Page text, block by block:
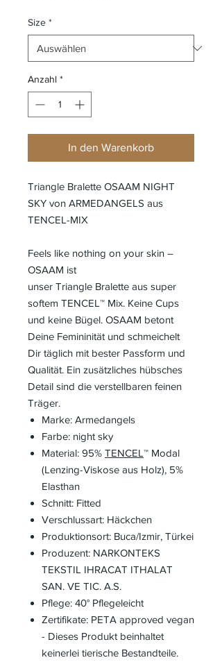
Size *
Anzahl *
In den Warenkorb
Triangle Bralette OSAAM NIGHT
SKY von ARMEDANGELS aus
TENCEL-MIX
Feels like nothing on your skin –
OSAAM ist
unser Triangle Bralette aus super
softem TENCEL™ Mix. Keine Cups
und keine Bügel. OSAAM betont
Deine Femininität und schmeichelt
Dir täglich mit bester Passform und
Qualität. Ein zusätzliches hübsches
Detail sind die verstellbaren feinen
Träger.
Marke: Armedangels
Farbe: night sky
Material: 95% TENCEL™ Modal
(Lenzing-Viskose aus Holz), 5%
Elasthan
Schnitt: Fitted
Verschlussart: Häckchen
Produktionsort: Buca/Izmir, Türkei
Produzent: NARKONTEKS
TEKSTIL IHRACAT ITHALAT
SAN. VE TIC. A.S.
Pflege: 40° Pflegeleicht
Zertifikate: PETA approved vegan
- Dieses Produkt beinhaltet
keinerlei tierische Bestandteile.